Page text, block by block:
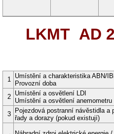
LKMT AD
1
Umístění a charakteristika ABN/
Provozní doba
2
Umístění a osvětlení LDI
Umístění a osvětlení anemometru
3
Pojezdová postranní návěstidla a
řady a dorazy (pokud existují)